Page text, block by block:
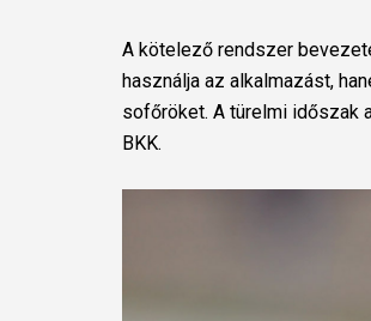
A kötelező rendszer
használja az alkalmazást,
sofőröket. A türelmi időszak
BKK.